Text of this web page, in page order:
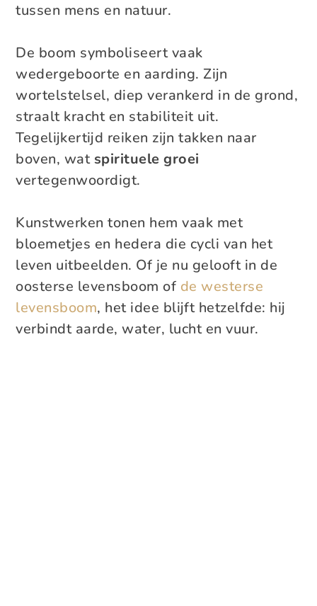
tussen mens en natuur.
De boom symboliseert vaak
wedergeboorte en aarding. Zijn
wortelstelsel, diep verankerd in de grond,
straalt kracht en stabiliteit uit.
Tegelijkertijd reiken zijn takken naar
boven, watspirituele groei
vertegenwoordigt.
Kunstwerken tonen hem vaak met
bloemetjes en hedera die cycli van het
leven uitbeelden. Of je nu gelooft in de
oosterse levensboom of de westerse
levensboom, het idee blijft hetzelfde: hij
verbindt aarde, water, lucht en vuur.